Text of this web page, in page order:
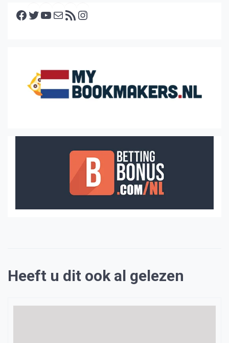
Facebook Twitter YouTube E-mail RSS feed
Heeft u dit ook al gelezen